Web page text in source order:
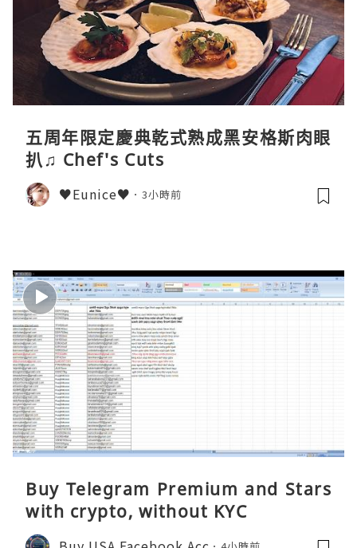
五周年限定慶典乾式熟成黑安格斯肉眼
扒♫ Chef's Cuts
♥Eunice♥ 3小時前
Buy Telegram Premium and Stars
with crypto, without KYC